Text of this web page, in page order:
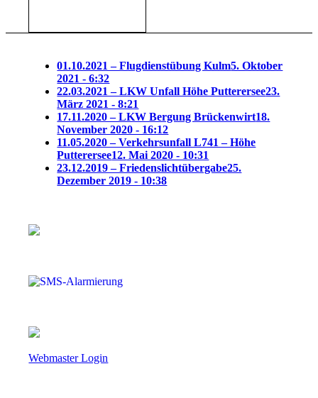
01.10.2021 – Flugdienstübung Kulm5. Oktober
2021 - 6:32
22.03.2021 – LKW Unfall Höhe Putterersee23.
März 2021 - 8:21
17.11.2020 – LKW Bergung Brückenwirt18.
November 2020 - 16:12
11.05.2020 – Verkehrsunfall L741 – Höhe
Putterersee12. Mai 2020 - 10:31
23.12.2019 – Friedenslichtübergabe25.
Dezember 2019 - 10:38
Webmaster Login